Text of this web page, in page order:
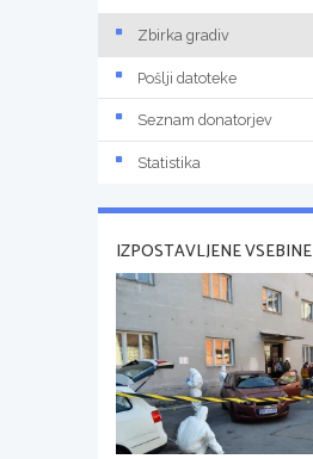
Zbirka gradiv
Pošlji datoteke
Seznam donatorjev
Statistika
IZPOSTAVLJENE VSEBINE